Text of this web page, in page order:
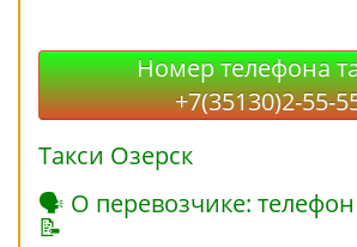
Номер телефона
+7(35130)2-55-
Такси Озерск
🗣 О перевозчике:
📝